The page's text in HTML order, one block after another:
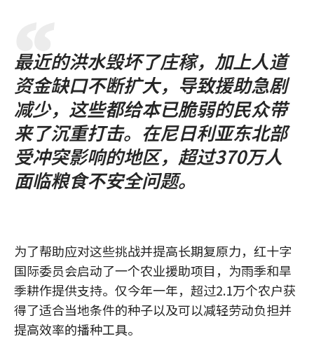
最近的洪水毁坏了庄稼，加上人道
资金缺口不断扩大，导致援助急剧
减少，这些都给本已脆弱的民众带
来了沉重打击。在尼日利亚东北部
受冲突影响的地区，超过370万人
面临粮食不安全问题。
为了帮助应对这些挑战并提高长期复原力，红十字
国际委员会启动了一个农业援助项目，为雨季和旱
季耕作提供支持。仅今年一年，超过2.1万个农户获
得了适合当地条件的种子以及可以减轻劳动负担并
提高效率的播种工具。